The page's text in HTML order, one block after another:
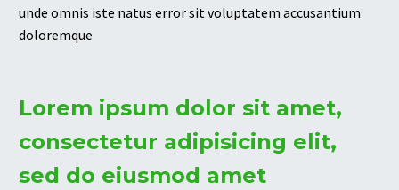
unde omnis iste natus error sit voluptatem accusantium
doloremque
Lorem ipsum dolor sit amet,
consectetur adipisicing elit,
sed do eiusmod amet